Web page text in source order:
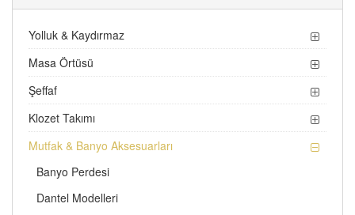
Yolluk & Kaydırmaz
Masa Örtüsü
Şeffaf
Klozet Takımı
Mutfak & Banyo Aksesuarları
Banyo Perdesi
Dantel Modelleri